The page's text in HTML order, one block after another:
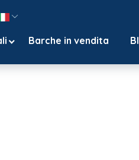
Barche in vendita